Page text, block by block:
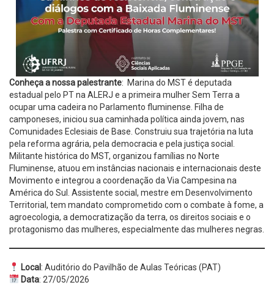
Conheça a nossa palestrante: Marina do MST é deputada
estadual pelo PT na ALERJ e a primeira mulher Sem Terra a
ocupar uma cadeira no Parlamento fluminense. Filha de
camponeses, iniciou sua caminhada política ainda jovem, nas
Comunidades Eclesiais de Base. Construiu sua trajetória na luta
pela reforma agrária, pela democracia e pela justiça social.
Militante histórica do MST, organizou famílias no Norte
Fluminense, atuou em instâncias nacionais e internacionais deste
Movimento e integrou a coordenação da Via Campesina na
América do Sul. Assistente social, mestre em Desenvolvimento
Territorial, tem mandato comprometido com o combate à fome, a
agroecologia, a democratização da terra, os direitos sociais e o
protagonismo das mulheres, especialmente das mulheres negras.
Local : Auditório do Pavilhão de Aulas Teóricas (PAT)
Data: 27/05/2026